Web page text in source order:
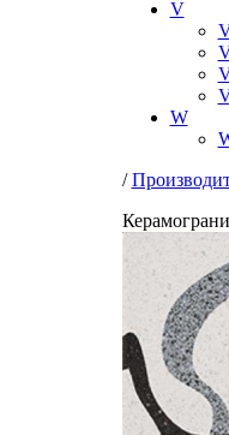
V
W
/